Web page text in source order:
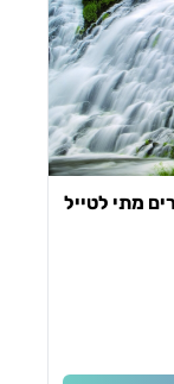
מתי לטייל